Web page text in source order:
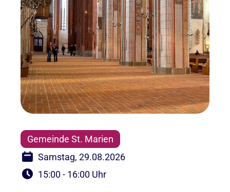
Gemeinde St. Marien
Samstag, 29.08.2026
15:00 - 16:00 Uhr